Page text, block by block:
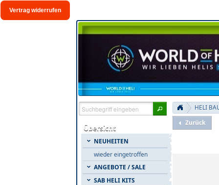
Vertrag widerrufen
Übersicht
NEUHEITEN
wieder eingetroffen
ANGEBOTE / SALE
SAB HELI KITS
HELI
Zurück